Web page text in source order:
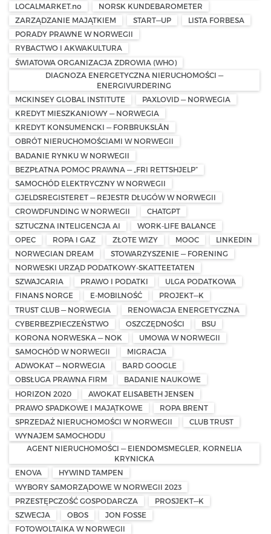
LOCALMARKET.no
NORSK KUNDEBAROMETER
ZARZĄDZANIE MAJĄTKIEM
START—UP
LISTA FORBESA
PORADY PRAWNE W NORWEGII
RYBACTWO I AKWAKULTURA
ŚWIATOWA ORGANIZACJA ZDROWIA (WHO)
DIAGNOZA ENERGETYCZNA NIERUCHOMOŚCI —
ENERGIVURDERING
MCKINSEY GLOBAL INSTITUTE
PAXLOVID — NORWEGIA
KREDYT MIESZKANIOWY — NORWEGIA
KREDYT KONSUMENCKI — FORBRUKSLÅN
OBRÓT NIERUCHOMOŚCIAMI W NORWEGII
BADANIE RYNKU W NORWEGII
BEZPŁATNA POMOC PRAWNA — „FRI RETTSHJELP”
SAMOCHÓD ELEKTRYCZNY W NORWEGII
GJELDSREGISTERET — REJESTR DŁUGÓW W NORWEGII
CROWDFUNDING W NORWEGII
CHATGPT
SZTUCZNA INTELIGENCJA AI
WORK-LIFE BALANCE
OPEC
ROPA I GAZ ZŁOTE WIZY MOOC
LINKEDIN
NORWEGIAN DREAM
STOWARZYSZENIE — FORENING
NORWESKI URZĄD PODATKOWY-SKATTEETATEN
SZWAJCARIA
PRAWO I PODATKI
ULGA PODATKOWA
FINANS NORGE
E-MOBILNOŚĆ
PROJEKT—K
TRUST CLUB — NORWEGIA
RENOWACJA ENERGETYCZNA
CYBERBEZPIECZEŃSTWO
OSZCZĘDNOŚCI
BSU
KORONA NORWESKA — NOK
UMOWA W NORWEGII
SAMOCHÓD W NORWEGII
MIGRACJA
ADWOKAT — NORWEGIA
BARD GOOGLE
OBSŁUGA PRAWNA FIRM
BADANIE NAUKOWE
HORIZON 2020
AWOKAT ELISABETH JENSEN
PRAWO SPADKOWE I MAJĄTKOWE
ROPA BRENT
SPRZEDAŻ NIERUCHOMOŚCI W NORWEGII
CLUB TRUST
WYNAJEM SAMOCHODU
AGENT NIERUCHOMOŚCI — EIENDOMSMEGLER, KORNELIA
KRYNICKA
ENOVA
HYWIND TAMPEN
WYBORY SAMORZĄDOWE W NORWEGII 2023
PRZESTĘPCZOŚĆ GOSPODARCZA
PROSJEKT—K
SZWECJA
OBOS
JON FOSSE
FOTOWOLTAIKA W NORWEGII